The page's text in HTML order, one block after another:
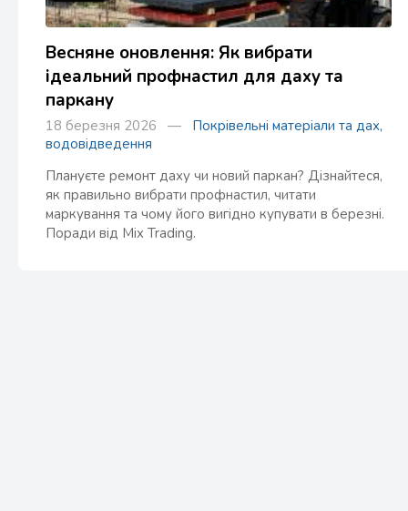
Весняне оновлення: Як вибрати
ідеальний профнастил для даху та
паркану
18 березня 2026 — Покрівельні матеріали та дах,
водовідведення
Плануєте ремонт даху чи новий паркан? Дізнайтеся,
як правильно вибрати профнастил, читати
маркування та чому його вигідно купувати в березні.
Поради від Mix Trading.